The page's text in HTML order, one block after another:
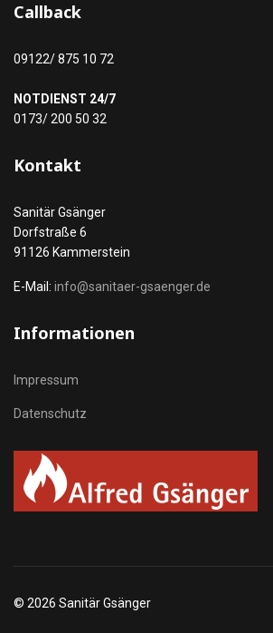
Callback
09122/ 875 10 72
NOTDIENST 24/7
0173/ 200 50 32
Kontakt
Sanitär Gsänger
Dorfstraße 6
91126 Kammerstein
E-Mail: info@sanitaer-gsaenger.de
Informationen
Impressum
Datenschutz
© 2026 Sanitär Gsänger